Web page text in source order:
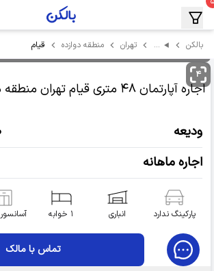
بالکن … تهران منطقه دوازده قیام
۴
اجاره آپارتمان۴۸ متری قیام تهران منطقه
ودیعه
اجاره ماهانه
پارکینگ ندارد انباری ۱ خوابه
تماس با مالک